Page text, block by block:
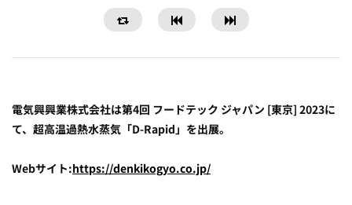
電気興興業株式会社は第4回 フードテック ジャパン [東京] 2023に
て、超高温過熱水蒸気「D-Rapid」を出展。
Webサイト:https://denkikogyo.co.jp/